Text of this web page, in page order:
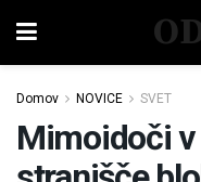
Domov NOVICE SVET
Mimoidoči